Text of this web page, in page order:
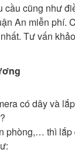
cầu cũng như
An miễn phí.
Tư vấn
có dây và
phòng,… thì lắp